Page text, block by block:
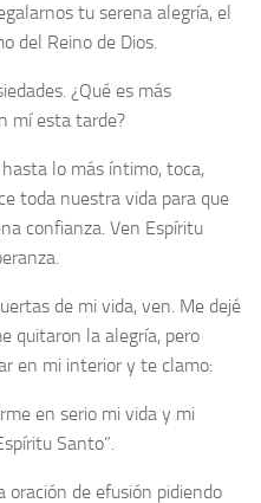
tu serena alegría, el
del Reino de Dios.
¿Qué es más
mí esta tarde?
lo más íntimo, toca,
toda nuestra vida para que
confianza. Ven Espíritu
de mi vida, ven. Me dejé
quitaron la alegría, pero
en mi interior y te clamo:
en serio mi vida y mi
Santo”.
de efusión pidiendo